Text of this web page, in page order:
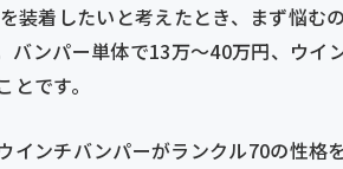
装着したいと考えたとき、まず悩む
バンパー単体で13万〜40万円、ウイ
です。
インチバンパーがランクル70の性格